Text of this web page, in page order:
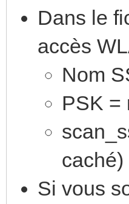
Dans le
accès
Nom
PSK =
caché)
Si vous